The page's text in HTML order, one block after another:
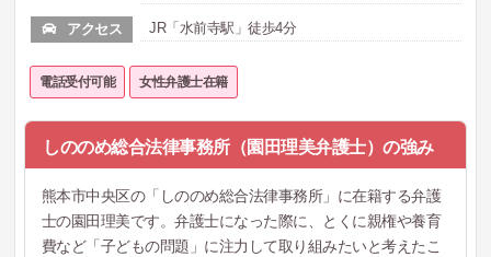
アクセス JR「水前寺駅」徒歩4分
電話受付可能 女性弁護士在籍
しののめ総合法律事務所（園田理美弁護士）の強み
熊本市中央区の「しののめ総合法律事務所」に在籍する弁護
士の園田理美です。弁護士になった際に、とくに親権や養育
費など「子どもの問題」に注力して取り組みたいと考えたこ